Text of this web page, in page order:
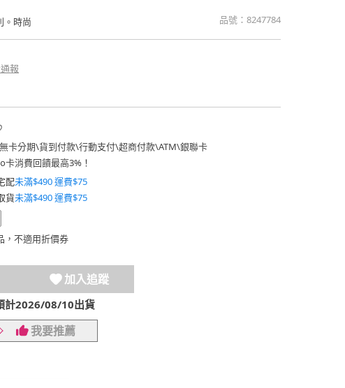
。時尚
品號： 8247784
報
無卡分期\貨到付款\行動支付\超商付款\ATM\銀聯卡
卡消費回饋最高3%！
配未滿$490 運費$75
貨未滿$490 運費$75
，不適用折價券
加入追蹤
計2026/08/10出貨
我要推薦